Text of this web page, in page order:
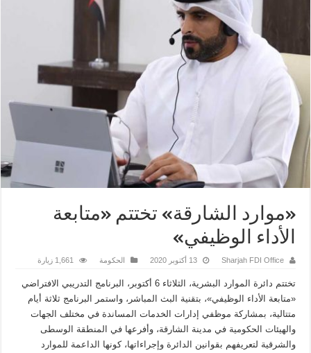
«موارد الشارقة» تختتم «متابعة
الأداء الوظيفي»
Sharjah FDI Office 13 أكتوبر 2020 الحكومة 1,661 زيارة
تختتم دائرة الموارد البشرية، الثلاثاء 6 أكتوبر، البرنامج التدريبي الافتراضي
«متابعة الأداء الوظيفي»، بتقنية البث المباشر، واستمر البرنامج ثلاثة أيام
متتالية، بمشاركة موظفي إدارات الخدمات المساندة في مختلف الجهات
والهيئات الحكومية في مدينة الشارقة، وأفرعها في المنطقة الوسطى
والشرقية لتعريفهم بقوانين الدائرة وإجراءاتها، كونها الداعمة للموارد